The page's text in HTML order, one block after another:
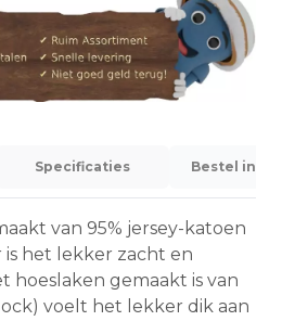
Specificaties Bestel
van 95% jersey-katoen
is het lekker zacht en
hoeslaken gemaakt is van
voelt het lekker dik aan